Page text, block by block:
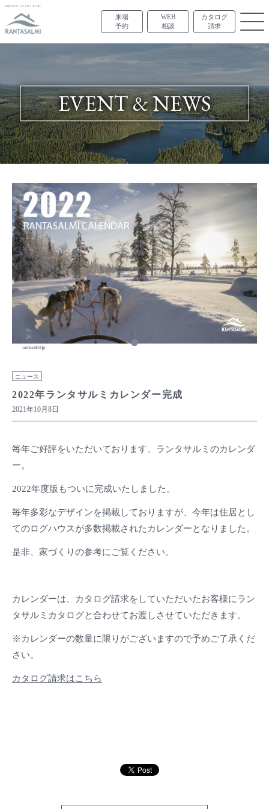
来場
予約
WEB
相談
カタログ
請求
EVENT & NEWS
ニュース
2022年ランタサルミカレンダー完成
2021年10月8日
毎年ご好評をいただいております、ランタサルミのカレンダ
ー。
2022年度版もついに完成いたしました。
毎年多彩なデザインを掲載しておりますが、今年は住居とし
てのログハウスが多数掲載されたカレンダーとなりました。
是非、家づくりの参考にご覧ください。
カレンダーは、カタログ請求をしていただいたお客様にラン
タサルミカタログと合わせてお渡しさせていただきます。
※カレンダーの数量に限りがございますので予めご了承くだ
さい。
カタログ請求はこちら